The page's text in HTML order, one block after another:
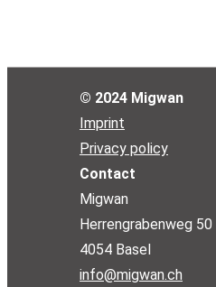
© 2024 Migwan
Imprint
Privacy policy
Contact
Migwan
Herrengrabenweg 50
4054 Basel
info@migwan.ch